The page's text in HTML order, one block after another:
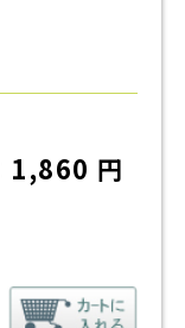
1,860 円